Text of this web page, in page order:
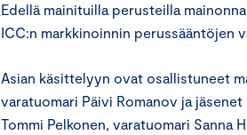
Edellä mainituilla perusteilla
ICC:n markkinoinnin perussääntöjen
Asian käsittelyyn ovat osallistuneet
varatuomari Päivi Romanov ja
Tommi Pelkonen, varatuomari Sanna